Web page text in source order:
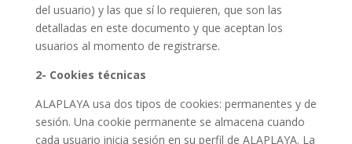
del usuario) y las que sí lo requieren, que son las
detalladas en este documento y que aceptan los
usuarios al momento de registrarse.
2- Cookies técnicas
ALAPLAYA usa dos tipos de cookies: permanentes y de
sesión. Una cookie permanente se almacena cuando
cada usuario inicia sesión en su perfil de ALAPLAYA. La